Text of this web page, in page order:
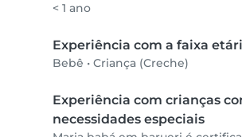
< 1 ano
Experiência com a faixa
Bebê • Criança (Creche)
Experiência com crianças
necessidades especiais